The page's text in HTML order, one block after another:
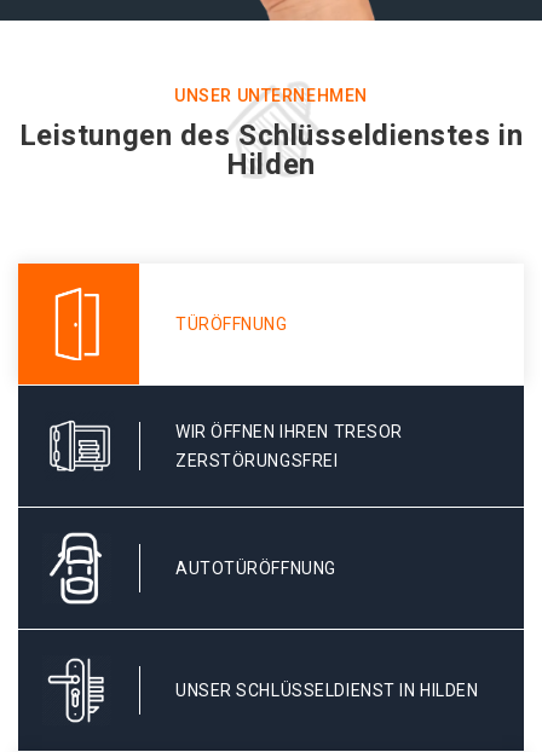
UNSER UNTERNEHMEN
Leistungen des Schlüsseldienstes in
Hilden
TÜRÖFFNUNG
WIR ÖFFNEN IHREN TRESOR
ZERSTÖRUNGSFREI
AUTOTÜRÖFFNUNG
UNSER SCHLÜSSELDIENST IN HILDEN